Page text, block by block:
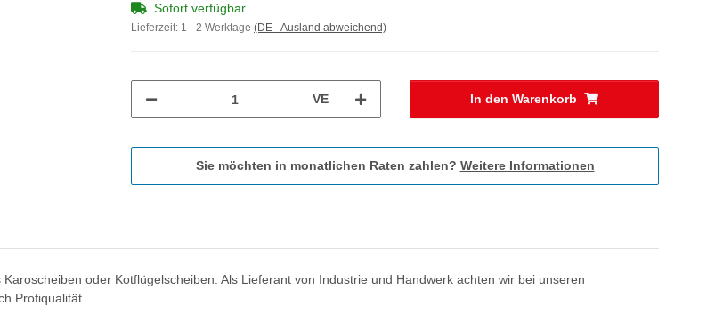
Sofort verfügbar
Lieferzeit: 1 - 2 Werktage (DE - Ausland abweichend)
VE In den Warenkorb
Sie möchten in monatlichen Raten zahlen? Weitere Informationen
oder Kotflügelscheiben. Als Lieferant von Industrie und Handwerk achten wir bei unseren
Profiqualität.